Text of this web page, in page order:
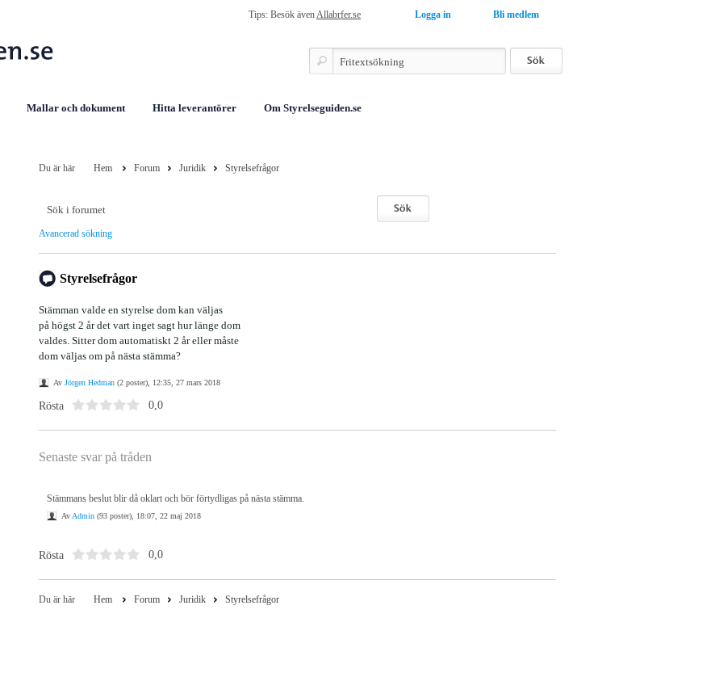
Tips: Besök ävenAllabrfer.se Bli medlem
Logga in
Mallar och dokument Hitta leverantörer Om Styrelseguiden.se
Du är här Hem Forum Juridik Styrelsefrågor
Avancerad sökning
Styrelsefrågor
Stämman valde en styrelse dom kan väljas
på högst 2 år det vart inget sagt hur länge dom
valdes. Sitter dom automatiskt 2 år eller måste
dom väljas om på nästa stämma?
Av Jörgen Hedman (2 poster), 12:35, 27 mars 2018
Rösta 0,0
Senaste svar på tråden
Stämmans beslut blir då oklart och bör förtydligas på nästa stämma.
Av Admin (93 poster), 18:07, 22 maj 2018
Rösta 0,0
Du är här Hem Forum Juridik Styrelsefrågor